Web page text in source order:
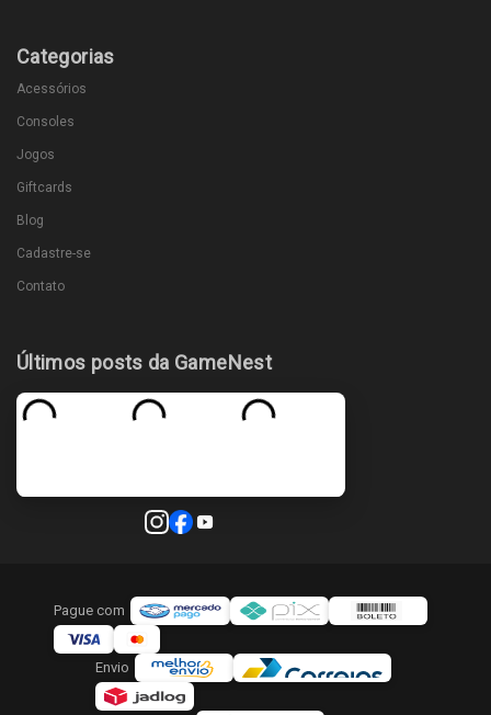
Categorias
Acessórios
Consoles
Jogos
Giftcards
Blog
Cadastre-se
Contato
Últimos posts da GameNest
Pague com
Envio